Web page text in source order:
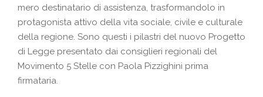
mero destinatario di assistenza, trasformandolo in
protagonista attivo della vita sociale, civile e culturale
della regione. Sono questi i pilastri del nuovo Progetto
di Legge presentato dai consiglieri regionali del
Movimento 5 Stelle con Paola Pizzighini prima
firmataria.